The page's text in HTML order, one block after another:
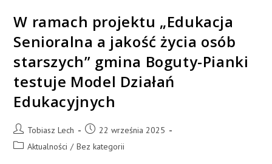
W ramach projektu „Edukacja
Senioralna a jakość życia osób
starszych” gmina Boguty-Pianki
testuje Model Działań
Edukacyjnych
Tobiasz Lech
22 września 2025
Aktualności / Bez kategorii